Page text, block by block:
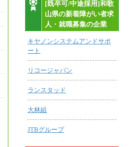
[既卒可/中途採用]和歌
山県の新着障がい者求
人・就職募集の企業
キヤノンシステムアンドサポ
ート
リコージャパン
ランスタッド
大林組
JTBグループ